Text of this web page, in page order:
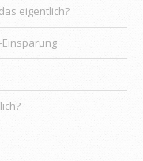
eigentlich?